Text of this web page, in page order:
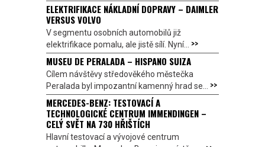
ELEKTRIFIKACE NÁKLADNÍ DOPRAVY – DAIMLER
VERSUS VOLVO
V segmentu osobních automobilů již
elektrifikace pomalu, ale jistě sílí. Nyní... >>
MUSEU DE PERALADA – HISPANO SUIZA
Cílem návštěvy středověkého městečka
Peralada byl impozantní kamenný hrad se... >>
MERCEDES-BENZ: TESTOVACÍ A
TECHNOLOGICKÉ CENTRUM IMMENDINGEN –
CELÝ SVĚT NA 730 HŘIŠTÍCH
Hlavní testovací a vývojové centrum